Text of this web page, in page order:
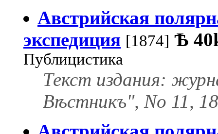
Австрийская
экспедиция [1874] Ѣ
Публицистика
Текст издания:
Вѣстникъ", No 11,